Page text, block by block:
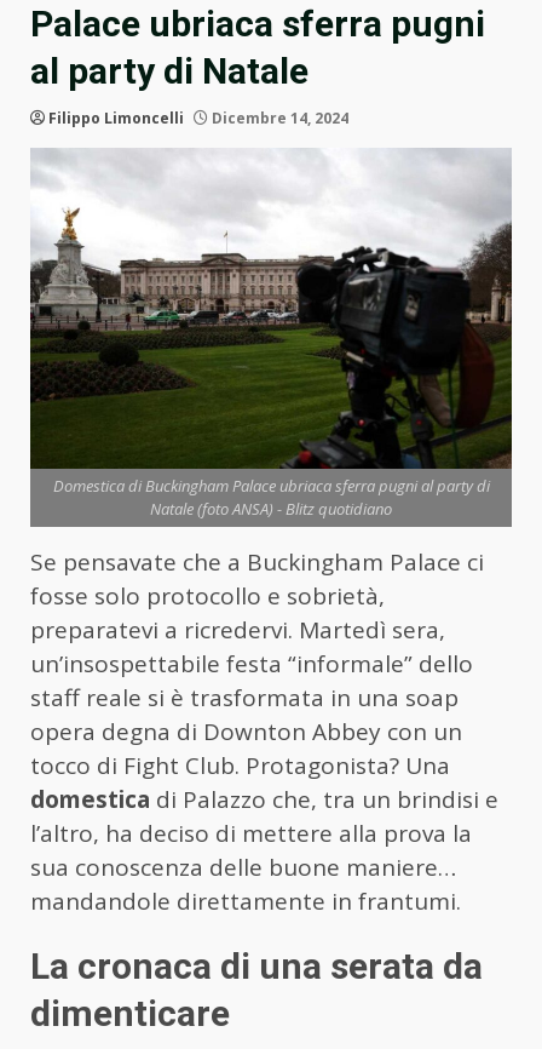
Palace ubriaca sferra pugni
al party di Natale
Filippo Limoncelli Dicembre 14, 2024
Domestica di Buckingham Palace ubriaca sferra pugni al party di
Natale (foto ANSA) - Blitz quotidiano
Se pensavate che a Buckingham Palace ci
fosse solo protocollo e sobrietà,
preparatevi a ricredervi. Martedì sera,
un’insospettabile festa “informale” dello
staff reale si è trasformata in una soap
opera degna di Downton Abbey con un
tocco di Fight Club. Protagonista? Una
domestica di Palazzo che, tra un brindisi e
l’altro, ha deciso di mettere alla prova la
sua conoscenza delle buone maniere…
mandandole direttamente in frantumi.
La cronaca di una serata da
dimenticare